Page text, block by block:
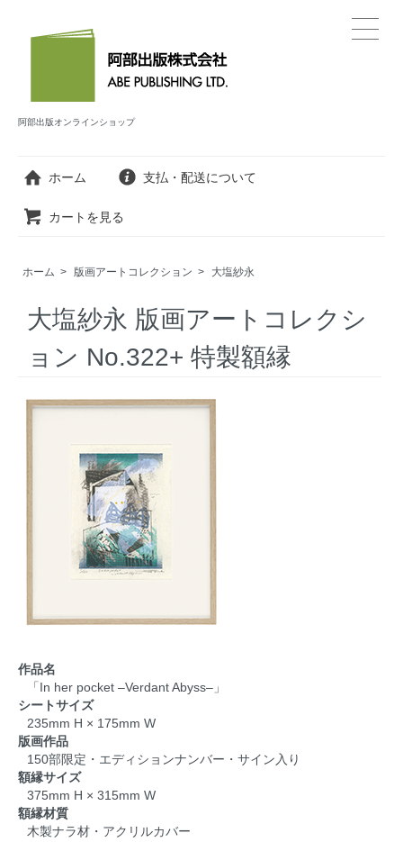
阿部出版オンラインショップ
ホーム 支払・配送について
カートを見る
ホーム > 版画アートコレクション > 大塩紗永
大塩紗永 版画アートコレクシ
ョン No.322+ 特製額縁
作品名
「In her pocket –Verdant Abyss–」
シートサイズ
235mm H × 175mm W
版画作品
150部限定・エディションナンバー・サイン入り
額縁サイズ
375mm H × 315mm W
額縁材質
木製ナラ材・アクリルカバー